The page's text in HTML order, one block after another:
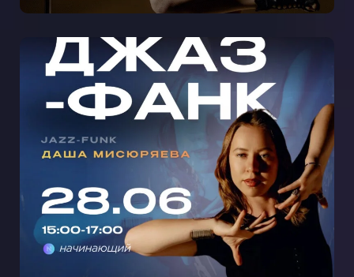
МАСТЕР-КЛАСС ДЖАЗ-ФАНК С
ДАШЕЙ МИСЮРЯЕВОЙ НА
СЕМЕНОВСКОЙ